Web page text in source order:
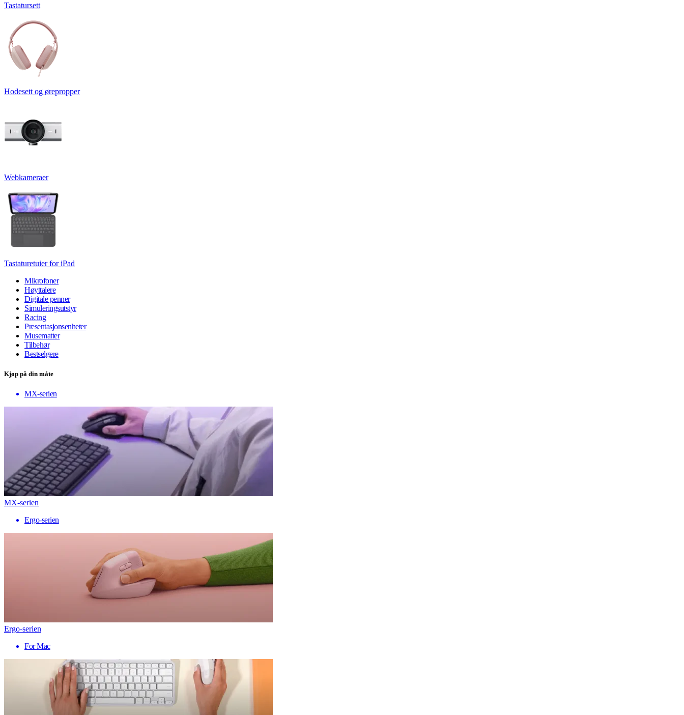
Tastatursett
Hodesett og ørepropper
Webkameraer
Tastaturetuier for iPad
Mikrofoner
Høyttalere
Digitale penner
Simuleringsutstyr
Racing
Presentasjonsenheter
Musematter
Tilbehør
Bestselgere
Kjøp på din måte
MX-serien
MX-serien
Ergo-serien
Ergo-serien
For Mac